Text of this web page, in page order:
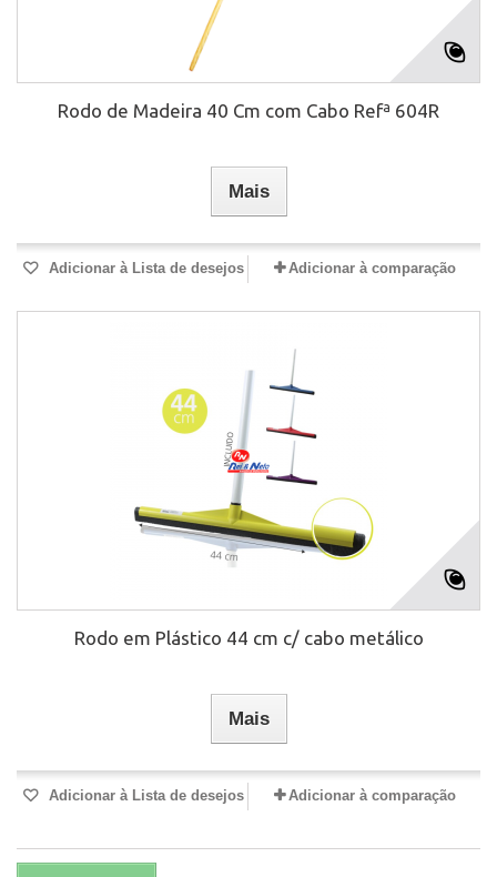
Rodo de Madeira 40 Cm com Cabo Refª 604R
Mais
Adicionar à Lista de desejos Adicionar à comparação
Rodo em Plástico 44 cm c/ cabo metálico
Mais
Adicionar à Lista de desejos Adicionar à comparação